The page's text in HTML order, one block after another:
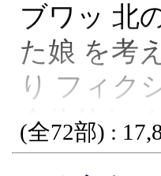
ブワッ 北
た娘 を考
り フィク
全体的な
なイラス
(全72部) :